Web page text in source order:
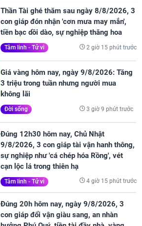
Thần Tài ghé thăm sau ngày 8/8/2026, 3
con giáp đón nhận 'cơn mưa may mắn',
tiền bạc dồi dào, sự nghiệp thăng hoa
Tâm linh - Tử vi 2 giờ 15 phút trước
Giá vàng hôm nay, ngày 9/8/2026: Tăng
3 triệu trong tuần nhưng người mua
không lãi
Đời sống 3 giờ 9 phút trước
Đúng 12h30 hôm nay, Chủ Nhật
9/8/2026, 3 con giáp tài vận hanh thông,
sự nghiệp như 'cá chép hóa Rồng', vét
cạn lộc lá trong thiên hạ
Tâm linh - Tử vi 4 giờ 15 phút trước
Đúng 20h hôm nay, ngày 9/8/2026, 3
con giáp đổi vận giàu sang, an nhàn